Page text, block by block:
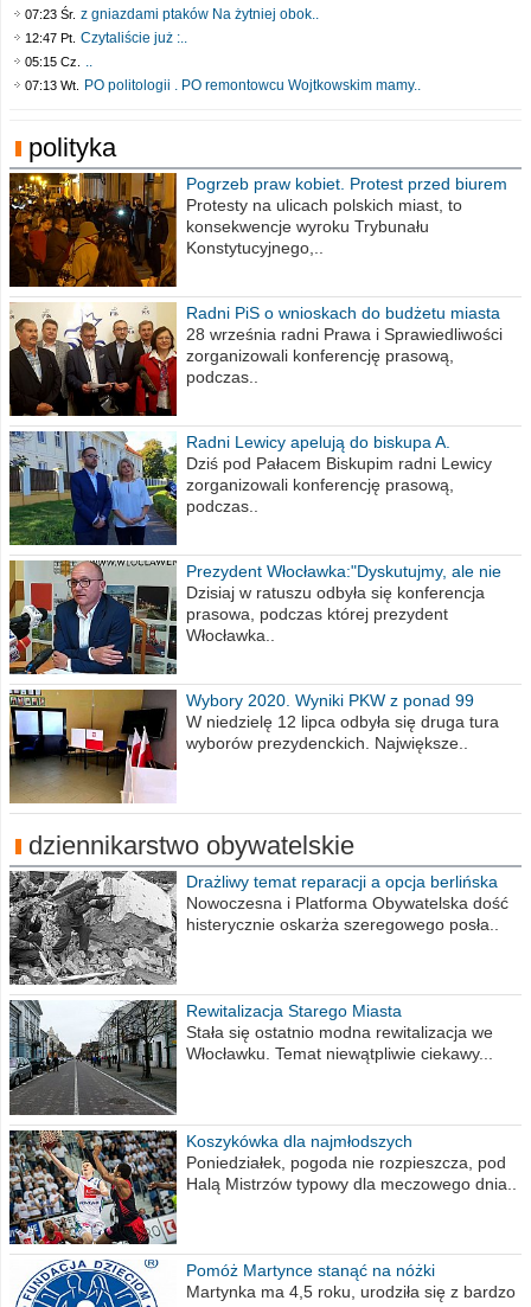
07:23 Śr. z gniazdami ptaków Na żytniej obok..
12:47 Pt. Czytaliście już :..
05:15 Cz. ..
07:13 Wt. PO politologii . PO remontowcu Wojtkowskim mamy..
polityka
Pogrzeb praw kobiet. Protest przed biurem
poselskim PiS
Protesty na ulicach polskich miast, to
konsekwencje wyroku Trybunału
Konstytucyjnego,..
Radni PiS o wnioskach do budżetu miasta
na 2021 rok
28 września radni Prawa i Sprawiedliwości
zorganizowali konferencję prasową,
podczas..
Radni Lewicy apelują do biskupa A.
Wiesława Meringa
Dziś pod Pałacem Biskupim radni Lewicy
zorganizowali konferencję prasową,
podczas..
Prezydent Włocławka:"Dyskutujmy, ale nie
obrażajmy się”
Dzisiaj w ratuszu odbyła się konferencja
prasowa, podczas której prezydent
Włocławka..
Wybory 2020. Wyniki PKW z ponad 99
procent obwodów
W niedzielę 12 lipca odbyła się druga tura
wyborów prezydenckich. Największe..
dziennikarstwo obywatelskie
Drażliwy temat reparacji a opcja berlińska
Nowoczesna i Platforma Obywatelska dość
histerycznie oskarża szeregowego posła..
Rewitalizacja Starego Miasta
Stała się ostatnio modna rewitalizacja we
Włocławku. Temat niewątpliwie ciekawy...
Koszykówka dla najmłodszych
Poniedziałek, pogoda nie rozpieszcza, pod
Halą Mistrzów typowy dla meczowego dnia..
Pomóż Martynce stanąć na nóżki
Martynka ma 4,5 roku, urodziła się z bardzo